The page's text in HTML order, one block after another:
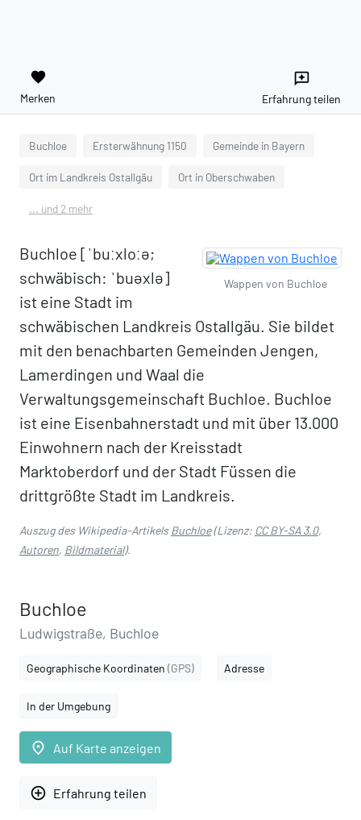
favorite
Merken
reviews
Erfahrung teilen
Buchloe Ersterwähnung 1150 Gemeinde in Bayern
Ort im Landkreis Ostallgäu Ort in Oberschwaben
... und 2 mehr
Wappen von Buchloe
Buchloe [ˈbuːxloːə;
schwäbisch: ˈbuəxlə]
ist eine Stadt im
schwäbischen Landkreis Ostallgäu. Sie bildet
mit den benachbarten Gemeinden Jengen,
Lamerdingen und Waal die
Verwaltungsgemeinschaft Buchloe. Buchloe
ist eine Eisenbahnerstadt und mit über 13.000
Einwohnern nach der Kreisstadt
Marktoberdorf und der Stadt Füssen die
drittgrößte Stadt im Landkreis.
Auszug des Wikipedia-ArtikelsBuchloe(Lizenz: CC BY-SA 3.0,
Autoren, Bildmaterial).
Buchloe
Ludwigstraße, Buchloe
Geographische Koordinaten (GPS) Adresse
In der Umgebung
place Auf Karte anzeigen
add_circle_outline Erfahrung teilen